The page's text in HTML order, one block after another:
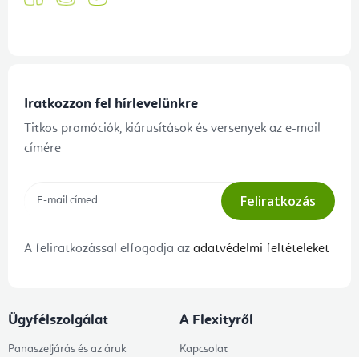
Iratkozzon fel hírlevelünkre
Titkos promóciók, kiárusítások és versenyek az e-mail
címére
Feliratkozás
A feliratkozással elfogadja az adatvédelmi feltételeket
Ügyfélszolgálat
Panaszeljárás és az áruk
A Flexityről
Kapcsolat